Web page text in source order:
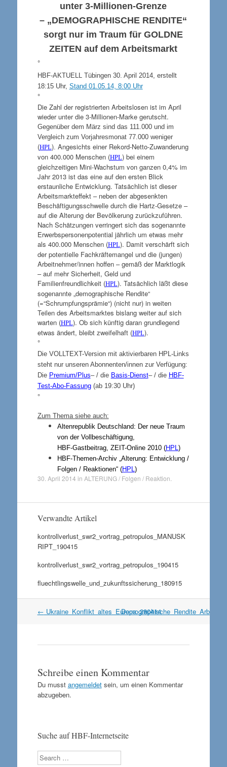
unter 3-Millionen-Grenze
– „DEMOGRAPHISCHE RENDITE“
sorgt nur im Traum fürGOLDNE
ZEITEN auf dem Arbeitsmarkt
°
HBF-AKTUELL Tübingen 30. April 2014, erstellt
18:15 Uhr, Stand 01.05.14, 8:00 Uhr
°
Die Zahl der registrierten Arbeitslosen ist im April
wieder unter die 3-Millionen-Marke gerutscht.
Gegenüber dem März sind das 111.000 und im
Vergleich zum Vorjahresmonat 77.000 weniger
(HPL). Angesichts einer Rekord-Netto-Zuwanderung
von 400.000 Menschen (HPL) bei einem
gleichzeitigen Mini-Wachstum von ganzen 0,4% im
Jahr 2013 ist das eine auf den ersten Blick
erstaunliche Entwicklung. Tatsächlich ist dieser
Arbeitsmarkteffekt – neben der abgesenkten
Beschäftigungsschwelle durch die Hartz-Gesetze –
auf die Alterung der Bevölkerung zurückzuführen.
Nach Schätzungen verringert sich das sogenannte
Erwerbspersonenpotential jährlich um etwas mehr
als 400.000 Menschen (HPL). Damit verschärft sich
der potentielle Fachkräftemangel und die (jungen)
Arbeitnehmer/innen hoffen – gemäß der Marktlogik
– auf mehr Sicherheit, Geld und
Familienfreundlichkeit (HPL). Tatsächlich läßt diese
sogenannte „demographische Rendite“
(=“Schrumpfungsprämie“) (nicht nur) in weiten
Teilen des Arbeitsmarktes bislang weiter auf sich
warten (HPL). Ob sich künftig daran grundlegend
etwas ändert, bleibt zweifelhaft (HPL).
°
Die VOLLTEXT-Version mit aktivierbaren HPL-Links
steht nur unseren Abonnenten/innen zur Verfügung:
Die Premium/Plus– / die Basis-Dienst– / die HBF-
Test-Abo-Fassung(ab 19:30 Uhr)
°
Zum Thema siehe auch:
Altenrepublik Deutschland: Der neue Traum
von der Vollbeschäftigung,
HBF-Gastbeitrag, ZEIT-Online 2010 (HPL )
HBF-Themen-Archiv „Alterung: Entwicklung /
Folgen / Reaktionen“ (HPL )
30. April 2014 in ALTERUNG / Folgen / Reaktion
Verwandte Artikel
kontrollverlust_swr2_vortrag_petropulos_MANUSK
RIPT_190415
kontrollverlust_swr2_vortrag_petropulos_190415
fluechtlingswelle_und_zukunftssicherung_180915
Artikel
← Ukraine_Konflikt_altes_Europa_280414
Schreibe einen Kommentar
Du musst angemeldetsein, um einen Kommentar
abzugeben.
Suche auf HBF-Internetseite
Search